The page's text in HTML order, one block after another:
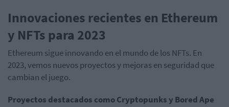
Innovaciones recientes en Ethereum
y NFTs para 2023
Ethereum sigue innovando en el mundo de los NFTs. En
2023, vemos nuevos proyectos y mejoras en seguridad que
cambian el juego.
Proyectos destacados como Cryptopunks y Bored Ape